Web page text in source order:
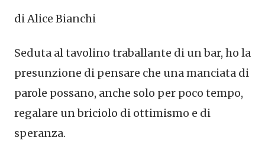
di Alice Bianchi
Seduta al tavolino traballante di un bar, ho la
presunzione di pensare che una manciata di
parole possano, anche solo per poco tempo,
regalare un briciolo di ottimismo e di
speranza.